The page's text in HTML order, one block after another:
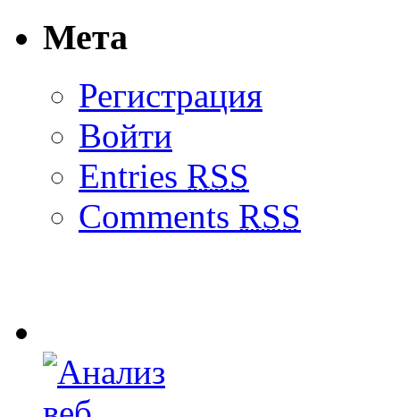
Мета
Регистрация
Войти
Entries RSS
Comments RSS